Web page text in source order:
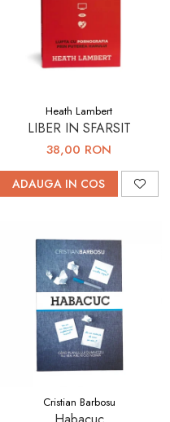
Heath Lambert
LIBER IN SFARSIT
38,00 RON
ADAUGA IN COS
Cristian Barbosu